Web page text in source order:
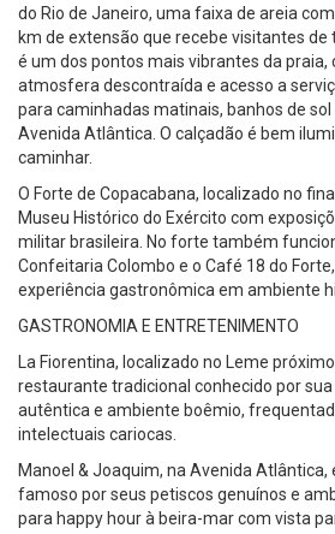
do Rio de Janeiro, uma faixa de areia
km de extensão que recebe visitantes de
é um dos pontos mais vibrantes da praia,
atmosfera descontraída e acesso a
para caminhadas matinais, banhos de sol
Avenida Atlântica. O calçadão é bem
caminhar.
O Forte de Copacabana, localizado no
Museu Histórico do Exército com
militar brasileira. No forte também
Confeitaria Colombo e o Café 18 do
experiência gastronômica em ambiente
GASTRONOMIA E ENTRETENIMENTO
La Fiorentina, localizado no Leme
restaurante tradicional conhecido por
autêntica e ambiente boêmio,
intelectuais cariocas.
Manoel & Joaquim, na Avenida Atlântica,
famoso por seus petiscos genuínos e
para happy hour à beira-mar com vista